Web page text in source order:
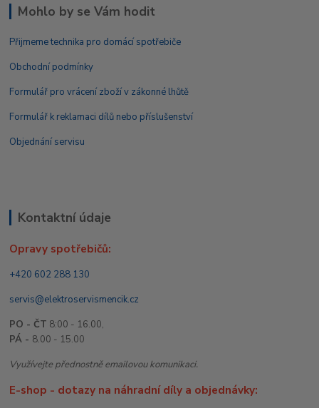
Mohlo by se Vám hodit
Přijmeme technika pro domácí spotřebiče
Obchodní podmínky
Formulář pro vrácení zboží v zákonné lhůtě
Formulář k reklamaci dílů nebo příslušenství
Objednání servisu
Kontaktní údaje
Opravy spotřebičů:
+420 602 288 130
servis@elektroservismencik.cz
PO - ČT 8:00 - 16.00,
PÁ - 8.00 - 15.00
Využívejte přednostně emailovou komunikaci.
E-shop - dotazy na náhradní díly a objednávky: